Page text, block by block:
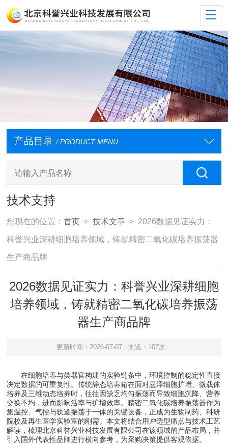
产品目录 / PRODUCT MENU
技术支持
您现在的位置：首页 >技术文章 > 2026数据见证实力：
科誉兴业深耕细胞培养领域，铸就精密二氧化碳培养振荡器
生产商品牌
2026数据见证实力：科誉兴业深耕细胞
培养领域，铸就精密二氧化碳培养振荡
器生产商品牌
更新时间：2026-07-07 浏览：107次
在细胞培养与类器官构建的实验链条中，环境控制的稳定性直接
决定数据的可重复性。传统静态培养箱在面对悬浮细胞扩增、微载体
培养及三维动态培养时，往往因缺乏均匀振荡而导致细胞沉降、营养
交换不均，进而影响活率与扩增效率。精密二氧化碳培养振荡器作为
集温控、气控与轨道振荡于一体的关键设备，正成为生物制药、科研
院校及再生医学实验室的刚需。本文将结合用户选型痛点与技术工艺
解读，梳理北京科誉兴业科技发展有限公司在该领域的产品布局，并
引入国外代表性品牌进行横向参考，为采购决策提供客观依据。